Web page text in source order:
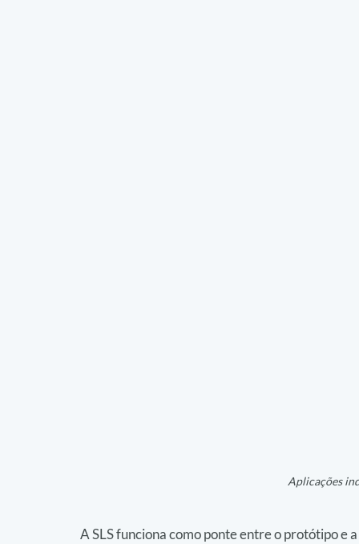
Aplicações
A SLS funciona como ponte entre o protótipo e